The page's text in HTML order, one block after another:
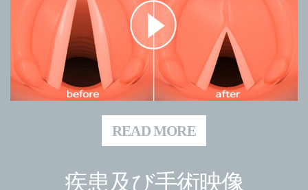
READ MORE
疾患及び手術映像